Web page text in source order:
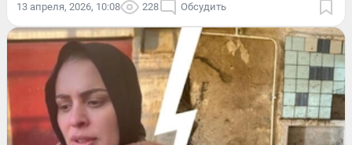
13 апреля, 2026, 10:08 228 Обсудить